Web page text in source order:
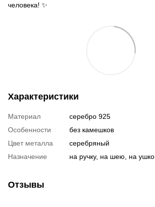
человека! ✨
Характеристики
Материал
серебро 925
Особенности
без камешков
Цвет металла
серебряный
Назначение
на ручку, на шею, на ушко
Отзывы